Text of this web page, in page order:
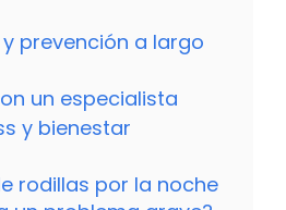
prevención a largo
un especialista
y bienestar
rodillas por la noche